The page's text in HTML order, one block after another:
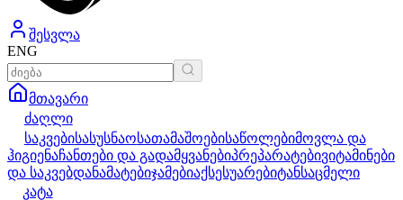
შესვლა
ENG
მთავარი
ძაღლი
საკვებისასუსნაოსათამაშოებისაწოლებიმოვლა და
ჰიგიენაჩანთები და გადამყვანებიპრეპარატებივიტამინები
და საკვებდანამატებიჯამებიაქსესუარებიტანსაცმელი
კატა